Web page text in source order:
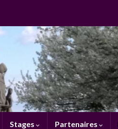
Stages Partenaires